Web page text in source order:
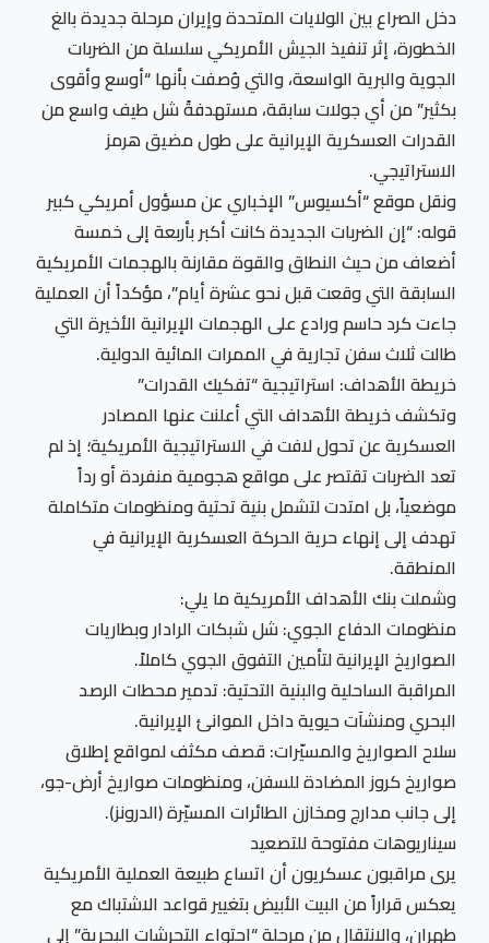
دخل الصراع بين الولايات المتحدة وإيران مرحلة جديدة بالغ
الخطورة، إثر تنفيذ الجيش الأمريكي سلسلة من الضربات
الجوية والبرية الواسعة، والتي وُصفت بأنها “أوسع وأقوى
بكثير” من أي جولات سابقة، مستهدفةً شل طيف واسع من
القدرات العسكرية الإيرانية على طول مضيق هرمز
الاستراتيجي.
ونقل موقع “أكسيوس” الإخباري عن مسؤول أمريكي كبير
قوله: “إن الضربات الجديدة كانت أكبر بأربعة إلى خمسة
أضعاف من حيث النطاق والقوة مقارنة بالهجمات الأمريكية
السابقة التي وقعت قبل نحو عشرة أيام”، مؤكداً أن العملية
جاءت كرد حاسم ورادع على الهجمات الإيرانية الأخيرة التي
طالت ثلاث سفن تجارية في الممرات المائية الدولية.
خريطة الأهداف: استراتيجية “تفكيك القدرات”
وتكشف خريطة الأهداف التي أعلنت عنها المصادر
العسكرية عن تحول لافت في الاستراتيجية الأمريكية؛ إذ لم
تعد الضربات تقتصر على مواقع هجومية منفردة أو رداً
موضعياً، بل امتدت لتشمل بنية تحتية ومنظومات متكاملة
تهدف إلى إنهاء حرية الحركة العسكرية الإيرانية في
المنطقة.
وشملت بنك الأهداف الأمريكية ما يلي:
منظومات الدفاع الجوي: شل شبكات الرادار وبطاريات
الصواريخ الإيرانية لتأمين التفوق الجوي كاملاً.
المراقبة الساحلية والبنية التحتية: تدمير محطات الرصد
البحري ومنشآت حيوية داخل الموانئ الإيرانية.
سلاح الصواريخ والمسيّرات: قصف مكثف لمواقع إطلاق
صواريخ كروز المضادة للسفن، ومنظومات صواريخ أرض-جو،
إلى جانب مدارج ومخازن الطائرات المسيّرة (الدرونز).
سيناريوهات مفتوحة للتصعيد
يرى مراقبون عسكريون أن اتساع طبيعة العملية الأمريكية
يعكس قراراً من البيت الأبيض بتغيير قواعد الاشتباك مع
طهران، والانتقال من مرحلة “احتواء التحرشات البحرية” إلى